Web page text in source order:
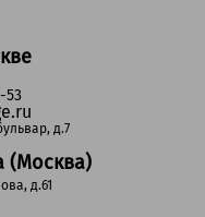
53
д.7
(Москва)
д.61